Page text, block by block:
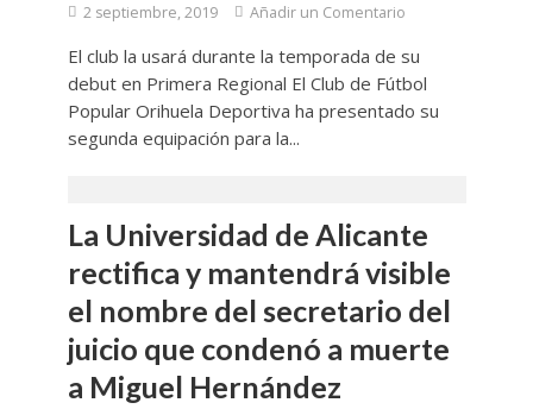
2 septiembre, 2019 Añadir un Comentario
El club la usará durante la temporada de su
debut en Primera Regional El Club de Fútbol
Popular Orihuela Deportiva ha presentado su
segunda equipación para la...
La Universidad de Alicante
rectifica y mantendrá visible
el nombre del secretario del
juicio que condenó a muerte
a Miguel Hernández